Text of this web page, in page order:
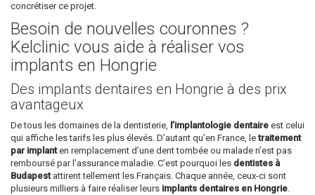
concrétiser ce projet.
Besoin de nouvelles couronnes ?
Kelclinic vous aide à réaliser vos
implants en Hongrie
Des implants dentaires en Hongrie à des prix
avantageux
De tous les domaines de la dentisterie, l’implantologie dentaire est celui
qui affiche les tarifs les plus élevés. D’autant qu’en France, letraitement
par implanten remplacement d’une dent tombée ou malade n’est pas
remboursé par l’assurance maladie. C’est pourquoi les dentistes à
Budapestattirent tellement les Français. Chaque année, ceux-ci sont
plusieurs milliers à faire réaliser leurs implants dentaires en Hongrie.